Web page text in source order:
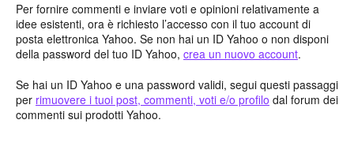
Per fornire commenti e inviare voti e opinioni relativamente a
idee esistenti, ora è richiesto l’accesso con il tuo account di
posta elettronica Yahoo. Se non hai un ID Yahoo o non disponi
della password del tuo ID Yahoo, crea un nuovo account.
Se hai un ID Yahoo e una password validi, segui questi passaggi
per rimuovere i tuoi post, commenti, voti e/o profilo dal forum dei
commenti sui prodotti Yahoo.